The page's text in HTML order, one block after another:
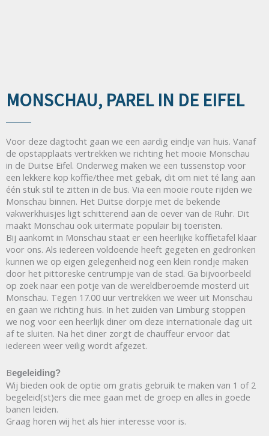
MONSCHAU, PAREL IN DE EIFEL
Voor deze dagtocht gaan we een aardig eindje van huis. Vanaf
de opstapplaats vertrekken we richting het mooie Monschau
in de Duitse Eifel. Onderweg maken we een tussenstop voor
een lekkere kop koffie/thee met gebak, dit om niet té lang aan
één stuk stil te zitten in de bus. Via een mooie route rijden we
Monschau binnen. Het Duitse dorpje met de bekende
vakwerkhuisjes ligt schitterend aan de oever van de Ruhr. Dit
maakt Monschau ook uitermate populair bij toeristen.
Bij aankomt in Monschau staat er een heerlijke koffietafel klaar
voor ons. Als iedereen voldoende heeft gegeten en gedronken
kunnen we op eigen gelegenheid nog een klein rondje maken
door het pittoreske centrumpje van de stad. Ga bijvoorbeeld
op zoek naar een potje van de wereldberoemde mosterd uit
Monschau. Tegen 17.00 uur vertrekken we weer uit Monschau
en gaan we richting huis. In het zuiden van Limburg stoppen
we nog voor een heerlijk diner om deze internationale dag uit
af te sluiten. Na het diner zorgt de chauffeur ervoor dat
iedereen weer veilig wordt afgezet.
Begeleiding?
Wij bieden ook de optie om gratis gebruik te maken van 1 of 2
begeleid(st)ers die mee gaan met de groep en alles in goede
banen leiden.
Graag horen wij het als hier interesse voor is.